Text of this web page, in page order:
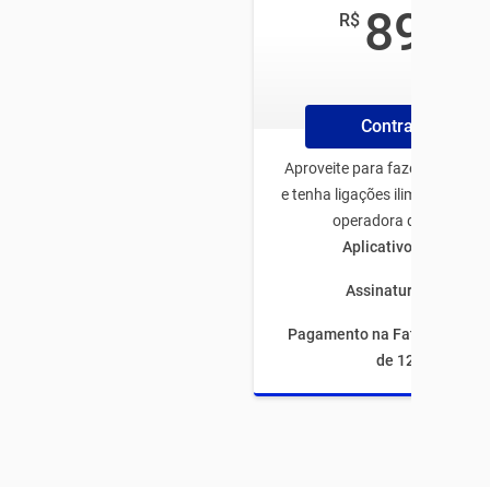
R$ 89
Contrate Plano
Aproveite para fazer o plano
e tenha ligações ilimitadas
operadora de todo
Aplicativos
Assinaturas
Pagamento na Fatura com
de 12 meses